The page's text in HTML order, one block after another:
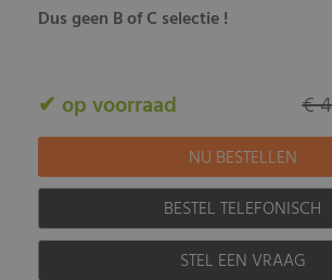
Dus geen B of C selectie !
✔ op voorraad €
BESTEL TELEFONISCH
STEL EEN VRAAG